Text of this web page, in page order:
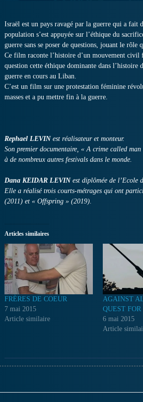
Israël est un pays ravagé par la guerre qui a
population s’est appuyée sur l’éthique du
guerre sans se poser de questions, jouant le rôle
Ce film raconte l’histoire d’un mouvement
question cette éthique dominante dans l’histoire
guerre en cours au Liban.
C’est un film sur une protestation féminine
masses et a pu mettre fin à la guerre.
Rephael LEVINest réalisateur et monteur.
Son premier documentaire, « A crime called
à de nombreux autres festivals dans le monde.
Dana KEIDAR LEVINest diplômée de l’Ecole
Elle a réalisé trois courts-métrages qui ont
(2011) et « Offspring » (2019).
Articles similaires
FRÈRES DE COEUR
7 mai 2015
Article similaire
AGAINST
QUEST
6 mai 2015
Article